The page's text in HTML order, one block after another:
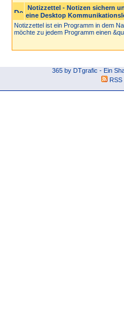
Notizzettel - Notizen sichern
eine Desktop
Notizzettel ist ein Programm in dem
möchte zu jedem Programm einen
365 by DTgrafic - Ein